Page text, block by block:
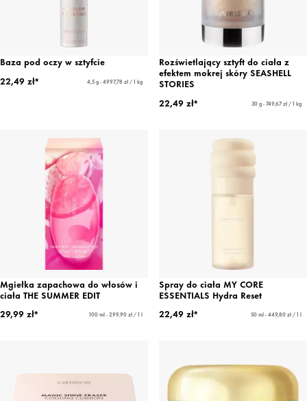
Baza pod oczy w sztyfcie
22,49 zł*
4,5 g - 4997,78 zł / 1 kg
Rozświetlający sztyft do ciała z
efektem mokrej skóry SEASHELL
STORIES
22,49 zł*
30 g - 749,67 zł / 1 kg
Mgiełka zapachowa do włosów i
ciała THE SUMMER EDIT
29,99 zł*
100 ml - 299,90 zł / 1 l
Spray do ciała MY CORE
ESSENTIALS Hydra Reset
22,49 zł*
50 ml - 449,80 zł / 1 l